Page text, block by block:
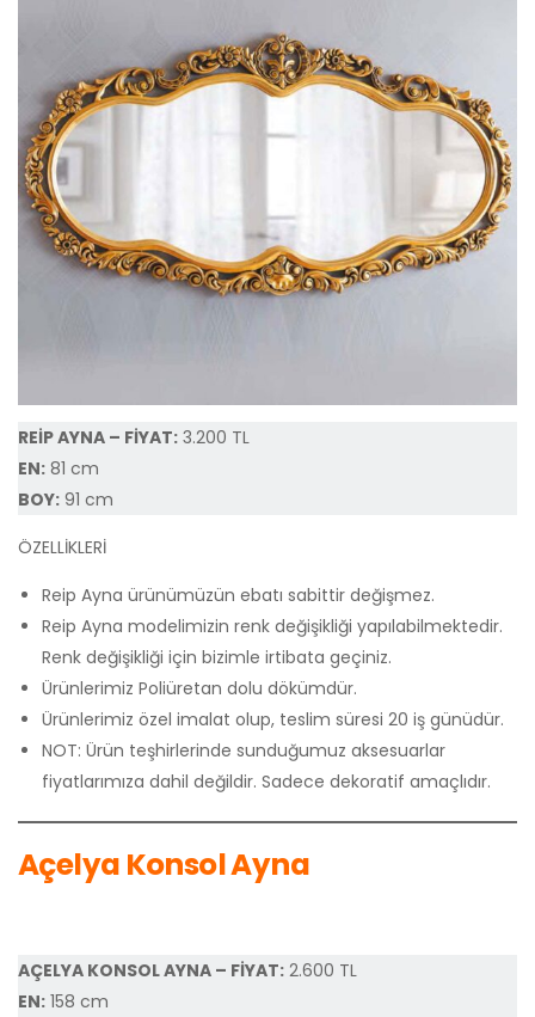
REİP AYNA – FİYAT: 3.200 TL
EN: 81 cm
BOY: 91 cm
ÖZELLİKLERİ
Reip Ayna ürünümüzün ebatı sabittir değişmez.
Reip Ayna modelimizin renk değişikliği yapılabilmektedir.
Renk değişikliği için bizimle irtibata geçiniz.
Ürünlerimiz Poliüretan dolu dökümdür.
Ürünlerimiz özel imalat olup, teslim süresi 20 iş günüdür.
NOT: Ürün teşhirlerinde sunduğumuz aksesuarlar
fiyatlarımıza dahil değildir. Sadece dekoratif amaçlıdır.
Açelya Konsol Ayna
AÇELYA KONSOL AYNA – FİYAT: 2.600 TL
EN: 158 cm